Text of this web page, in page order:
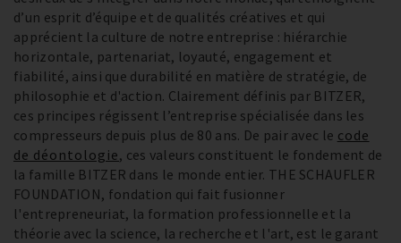
d’un esprit d’équipe et de qualités créatives et qui
apprécient la culture de notre entreprise : hiérarchie
horizontale, partenariat, loyauté, engagement et
fiabilité, ainsi que durabilité en matière de stratégie, de
philosophie et d'action. Clairement définis par BITZER,
ces principes régissent l’entreprise spécialisée dans les
compresseurs depuis plus de 80 ans. De pair avec le code
de déontologie, ces valeurs constituent le fondement de
la famille BITZER dans le monde entier. THE SCHAUFLER
FOUNDATION, fondation qui fait fusionner
l'entrepreneuriat, la formation professionnelle et la
théorie avec la science, la recherche et l'art, est le garant